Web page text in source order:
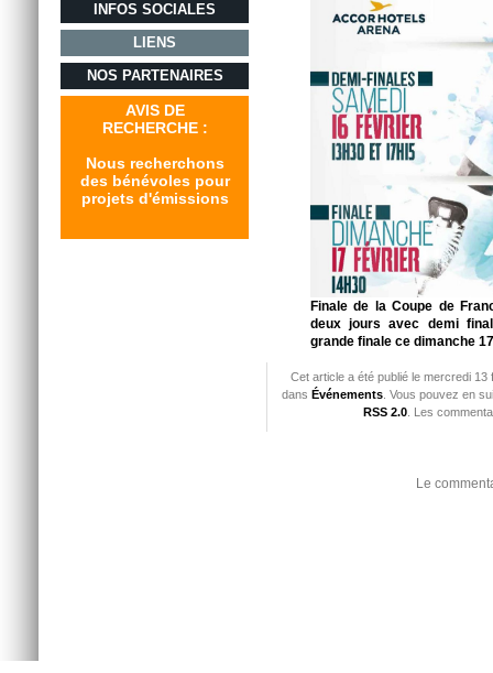
INFOS SOCIALES
LIENS
NOS PARTENAIRES
AVIS DE
RECHERCHE :
Nous recherchons
des bénévoles pour
projets d'émissions
Finale de la Coupe de
deux jours avec demi
grande finale ce dimanche
Cet article a été publié le mercredi
dans Événements . Vous pouvez en
RSS 2.0. Les
Le